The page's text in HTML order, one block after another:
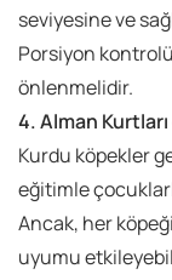
seviyesine ve
Porsiyon
önlenmelidir.
4. Alman
Kurdu köpekler
eğitimle
Ancak, her
uyumu